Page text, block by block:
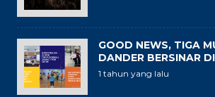
GOOD NEWS, TIGA
DANDER BERSINAR
1 tahun yang lalu